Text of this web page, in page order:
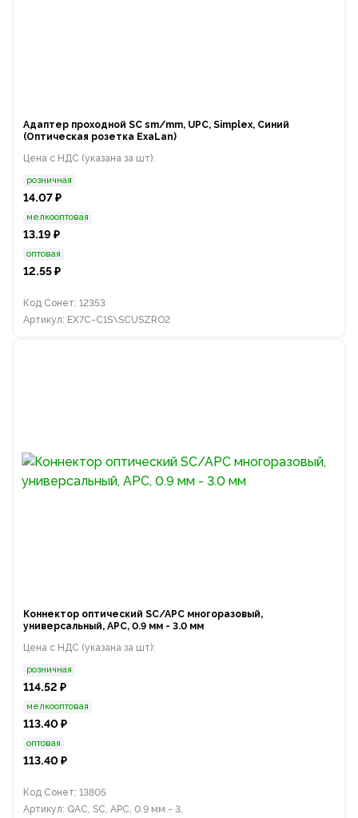
Адаптер проходной SC sm/mm, UPC, Simplex, Синий
(Оптическая розетка ExaLan)
Цена с НДС (указана за шт):
розничная
14.07 ₽
мелкооптовая
13.19 ₽
оптовая
12.55 ₽
Код Сонет: 12353
Артикул: EX7C-C1S\SCUSZRO2
Коннектор оптический SC/APC многоразовый,
универсальный, APC, 0.9 мм - 3.0 мм
Цена с НДС (указана за шт):
розничная
114.52 ₽
мелкооптовая
113.40 ₽
оптовая
113.40 ₽
Код Сонет: 13805
Артикул: QAC, SC, APC, 0.9 мм - 3.